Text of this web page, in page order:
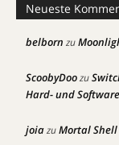
Neueste
belborn zu
ScoobyDoozu
Hard- und Software
joiazuMortal